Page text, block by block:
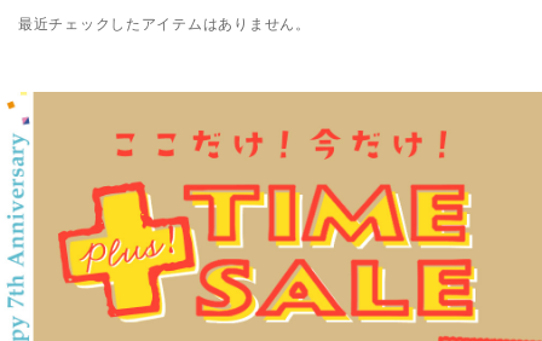
最近チェックしたアイテムはありません。